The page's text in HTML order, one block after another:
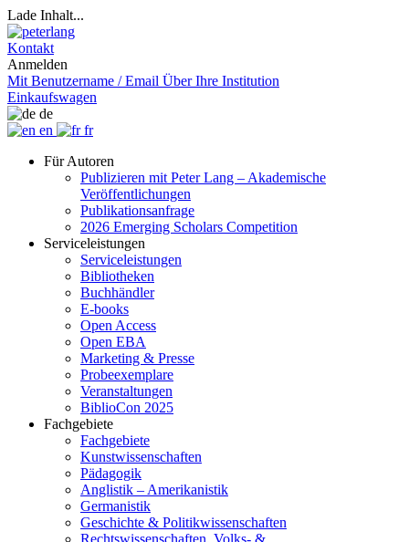
Lade Inhalt...
Kontakt
Anmelden
Mit Benutzername / Email Über Ihre Institution
Einkaufswagen
de
en
fr
Für Autoren
Publizieren mit Peter Lang – Akademische
Veröffentlichungen
Publikationsanfrage
2026 Emerging Scholars Competition
Serviceleistungen
Serviceleistungen
Bibliotheken
Buchhändler
E-books
Open Access
Open EBA
Marketing & Presse
Probeexemplare
Veranstaltungen
BiblioCon 2025
Fachgebiete
Fachgebiete
Kunstwissenschaften
Pädagogik
Anglistik – Amerikanistik
Germanistik
Geschichte & Politikwissenschaften
Rechtswissenschaften, Volks- &